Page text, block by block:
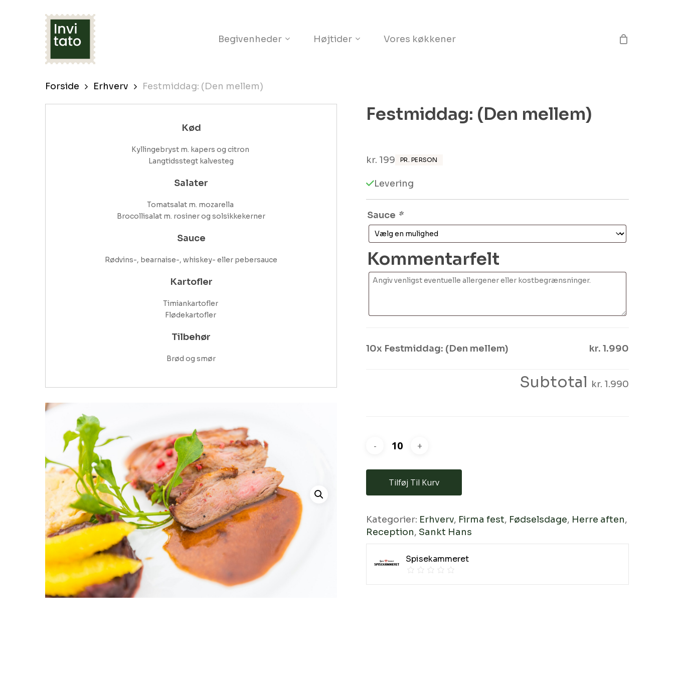
Begivenheder Højtider Vores køkkener
Ingen varer i kurven.
Forside Erhverv Festmiddag: (Den mellem)
Kød
Kyllingebryst m. kapers og citron
Langtidsstegt kalvesteg
Salater
Tomatsalat m. mozarella
Brocollisalat m. rosiner og solsikkekerner
Sauce
Rødvins-, bearnaise-, whiskey- eller pebersauce
Kartofler
Timiankartofler
Flødekartofler
Tilbehør
Brød og smør
Festmiddag: (Den mellem)
kr. 199 PR. PERSON
Levering
Sauce *
Kommentarfelt
10x Festmiddag: (Den mellem) kr. 1.990
Subtotal kr. 1.990
Tilføj Til Kurv
Kategorier: Erhverv, Firma fest, Fødselsdage, Herre aften,
Reception, Sankt Hans
Spisekammeret